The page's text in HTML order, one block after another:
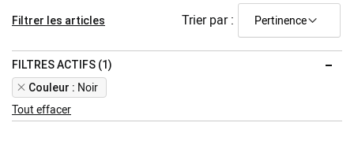
Trier par :
Filtrer les articles
FILTRES ACTIFS (1)
Couleur
Noir
Remove
This
Item
Tout effacer